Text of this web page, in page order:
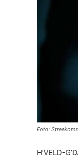
Foto:
H’VELD-